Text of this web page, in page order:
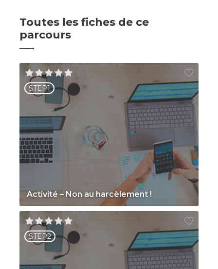
Toutes les fiches de ce
parcours
STEP1
Activité – Non au harcèlement !
STEP2